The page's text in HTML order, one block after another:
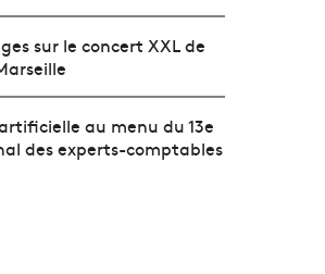
sur le concert XXL de
au menu du 13e
des experts-comptables